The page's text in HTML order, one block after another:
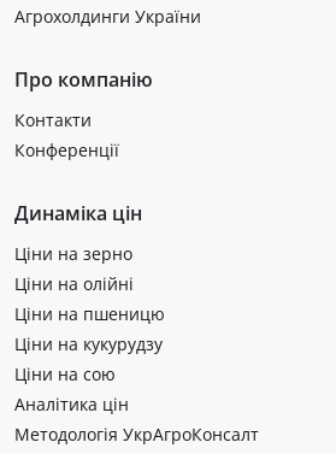
Агрохолдинги України
Про компанію
Контакти
Конференції
Динаміка цін
Ціни на зерно
Ціни на олійні
Ціни на пшеницю
Ціни на кукурудзу
Ціни на сою
Аналітика цін
Методологія УкрАгроКонсалт